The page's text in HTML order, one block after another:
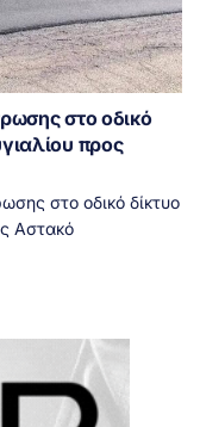
στο οδικό
προς
στο οδικό δίκτυο
Αστακό